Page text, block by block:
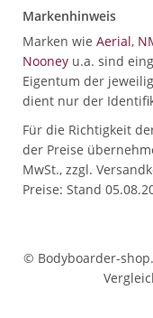
Markenhinweis
Marken wie Aerial,
Nooney u.a. sind
Eigentum der
dient nur der
Für die Richtigkeit
der Preise
MwSt., zzgl.
Preise: Stand
© Bodyboarder-